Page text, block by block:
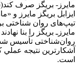
ايزابل بريگز مايرز و
تيپ‌های روان شناختی
روان‌شناختی تأسيس شد.
آشکارترين نتيجه
است.